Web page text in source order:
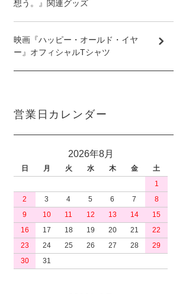
想う。』関連グッズ
映画『ハッピー・オールド・イヤ
ー』オフィシャルTシャツ
営業日カレンダー
2026年8月
日 月 火 水 木 金
土
1
2
3 4 5 6 7
8
9
10 11 12 13 14
15
16
17 18 19 20 21
22
23
24 25 26 27 28
29
30
31